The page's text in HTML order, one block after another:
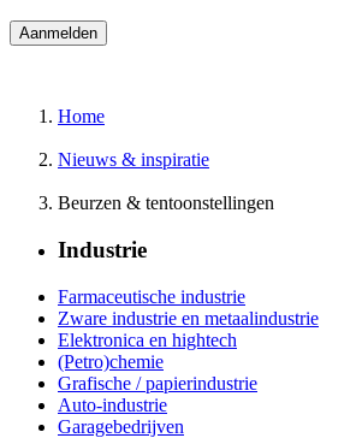
Home
Nieuws & inspiratie
Beurzen & tentoonstellingen
Industrie
Farmaceutische industrie
Zware industrie en metaalindustrie
Elektronica en hightech
(Petro)chemie
Grafische / papierindustrie
Auto-industrie
Garagebedrijven